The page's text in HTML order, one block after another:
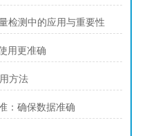
检测中的应用与重要性
用更准确
方法
：确保数据准确